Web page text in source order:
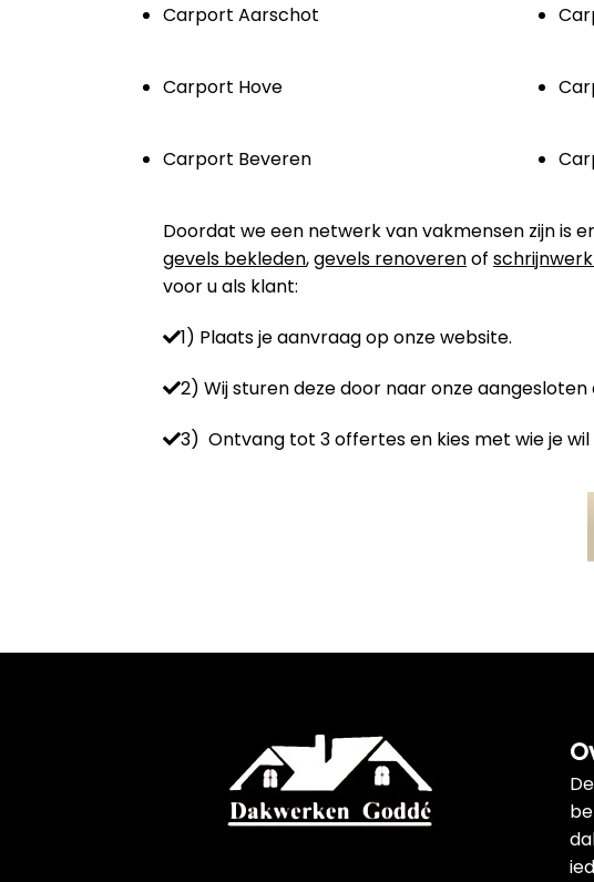
Carport Aarschot
Carport Hove
Carport Beveren
Doordat we een netwerk van vakmensen zijn is
gevels bekleden,gevels renoverenof
voor u als klant:
1) Plaats je aanvraag op onze website.
2) Wij sturen deze door naar onze aangesloten
3) Ontvang tot 3 offertes en kies met wie je